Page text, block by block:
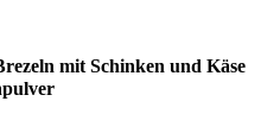
mit Schinken und Käse